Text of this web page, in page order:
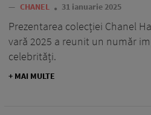
— CHANEL 31 ianuarie 2025
Prezentarea colecției Chanel
vară 2025 a reunit un număr
celebrități.
+ MAI MULTE